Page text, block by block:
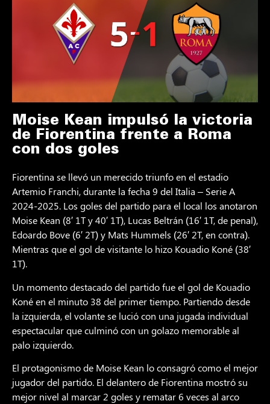
Moise Kean impulsó la victoria
de Fiorentina frente a Roma
con dos goles
Fiorentina se llevó un merecido triunfo en el estadio
Artemio Franchi, durante la fecha 9 del Italia – Serie A
2024-2025. Los goles del partido para el local los anotaron
Moise Kean (8′ 1T y 40′ 1T), Lucas Beltrán (16′ 1T, de penal),
Edoardo Bove (6′ 2T) y Mats Hummels (26′ 2T, en contra).
Mientras que el gol de visitante lo hizo Kouadio Koné (38′
1T).
Un momento destacado del partido fue el gol de Kouadio
Koné en el minuto 38 del primer tiempo. Partiendo desde
la izquierda, el volante se lució con una jugada individual
espectacular que culminó con un golazo memorable al
palo izquierdo.
El protagonismo de Moise Kean lo consagró como el mejor
jugador del partido. El delantero de Fiorentina mostró su
mejor nivel al marcar 2 goles y rematar 6 veces al arco